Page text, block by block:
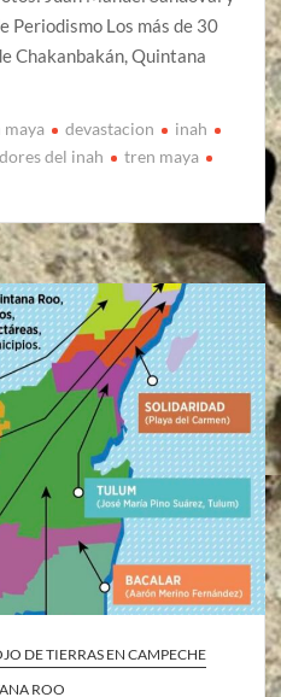
Periodismo Los más de 30
Chakanbakán, Quintana
maya devastacion
inah
del inah
tren maya
DE TIERRAS EN CAMPECHE
ROO